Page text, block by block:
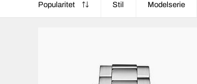
Popularitet Stil Modelserie